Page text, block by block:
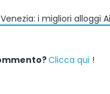
i migliori alloggi
Clicca qui !